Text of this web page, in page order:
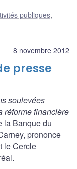
publiques,
8 novembre 2012
presse
soulevées
réforme financière
la Banque du
prononce
le Cercle